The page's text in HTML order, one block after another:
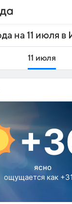
на 11 июля в
11 июля
ясно
ощущается как